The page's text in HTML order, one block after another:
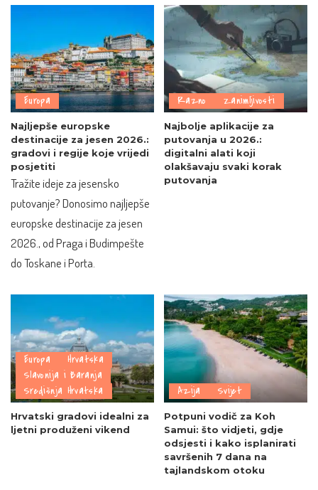
Europa
Najljepše europske
destinacije za jesen 2026.:
gradovi i regije koje vrijedi
posjetiti
Tražite ideje za jesensko
putovanje? Donosimo najljepše
europske destinacije za jesen
2026., od Praga i Budimpešte
do Toskane i Porta.
Razno Zanimljivosti
Najbolje aplikacije za
putovanja u 2026.:
digitalni alati koji
olakšavaju svaki korak
putovanja
Europa
Hrvatska
Slavonija i Baranja
Središnja Hrvatska
Hrvatski gradovi idealni za
ljetni produženi vikend
Azija Svijet
Potpuni vodič za Koh
Samui: što vidjeti, gdje
odsjesti i kako isplanirati
savršenih 7 dana na
tajlandskom otoku